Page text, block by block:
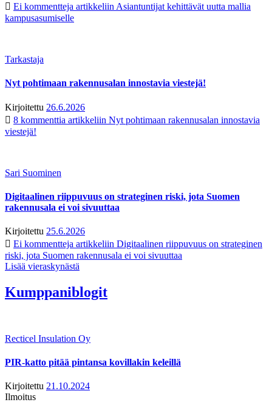
Ei kommentteja artikkeliin Asiantuntijat kehittävät uutta mallia
kampusasumiselle
Tarkastaja
Nyt pohtimaan rakennusalan innostavia viestejä!
Kirjoitettu 26.6.2026
8 kommenttia artikkeliin Nyt pohtimaan rakennusalan innostavia
viestejä!
Sari Suominen
Digitaalinen riippuvuus on strateginen riski, jota Suomen
rakennusala ei voi sivuuttaa
Kirjoitettu 25.6.2026
Ei kommentteja artikkeliin Digitaalinen riippuvuus on strateginen
riski, jota Suomen rakennusala ei voi sivuuttaa
Lisää vieraskynästä
Kumppaniblogit
Recticel Insulation Oy
PIR-katto pitää pintansa kovillakin keleillä
Kirjoitettu 21.10.2024
Ilmoitus